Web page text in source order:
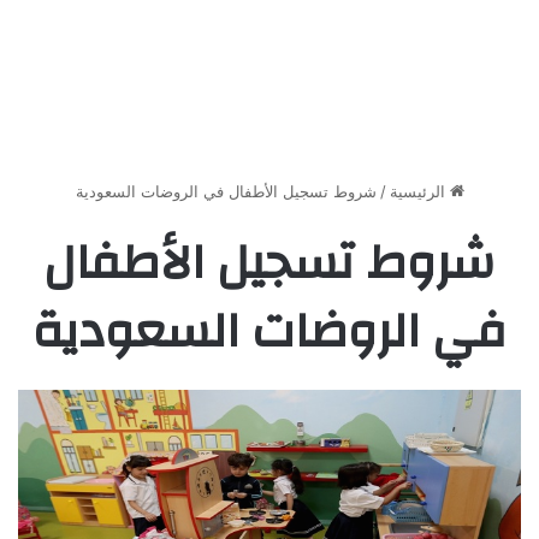
الرئيسية / شروط تسجيل الأطفال في الروضات السعودية
شروط تسجيل الأطفال
في الروضات السعودية